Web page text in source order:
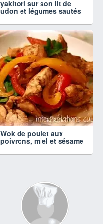
yakitori sur son lit de
udon et légumes sautés
Wok de poulet aux
poivrons, miel et sésame